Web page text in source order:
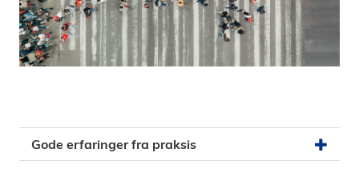
Gode erfaringer fra praksis